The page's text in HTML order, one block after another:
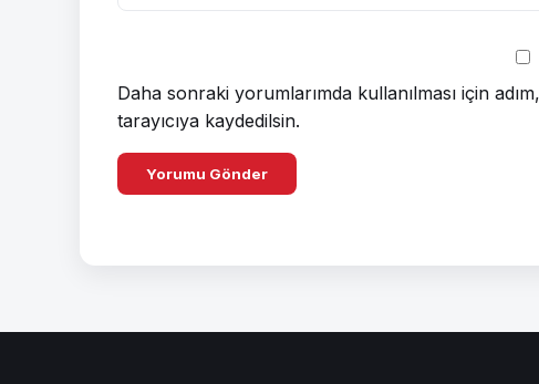
Daha sonraki yorumlarımda kullanılması için
tarayıcıya kaydedilsin.